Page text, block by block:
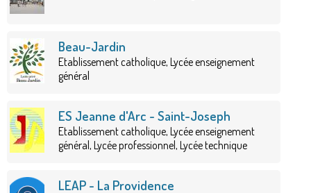
Beau-Jardin
Etablissement catholique, Lycée enseignement
général
ES Jeanne d'Arc - Saint-Joseph
Etablissement catholique, Lycée enseignement
général, Lycée professionnel, Lycée technique
LEAP - La Providence